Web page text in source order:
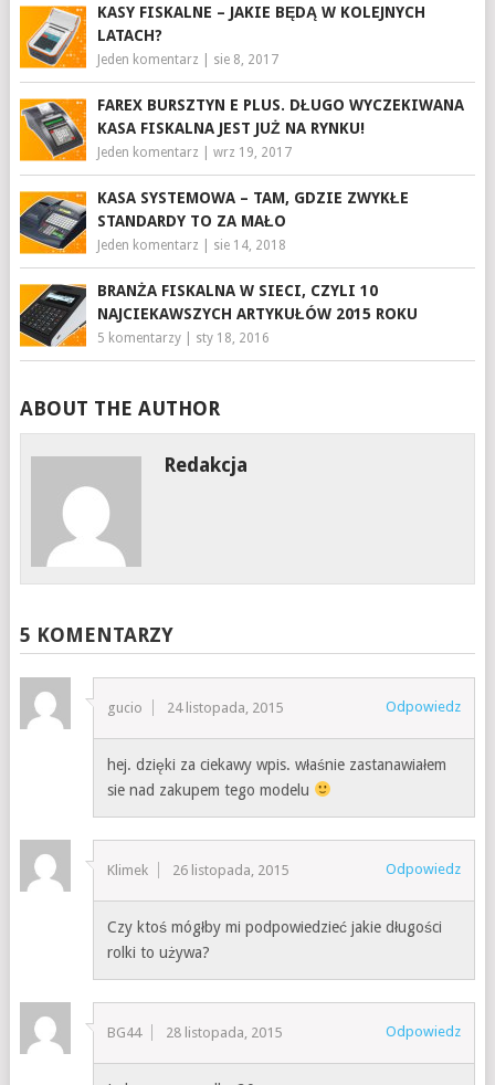
KASY FISKALNE – JAKIE BĘDĄ W KOLEJNYCH
LATACH?
Jeden komentarz sie 8, 2017
FAREX BURSZTYN E PLUS. DŁUGO WYCZEKIWANA
KASA FISKALNA JEST JUŻ NA RYNKU!
Jeden komentarz wrz 19, 2017
KASA SYSTEMOWA – TAM, GDZIE ZWYKŁE
STANDARDY TO ZA MAŁO
Jeden komentarz sie 14, 2018
BRANŻA FISKALNA W SIECI, CZYLI 10
NAJCIEKAWSZYCH ARTYKUŁÓW 2015 ROKU
5 komentarzy| sty 18, 2016
ABOUT THE AUTHOR
Redakcja
5 KOMENTARZY
gucio 24 listopada, 2015 Odpowiedz
hej. dzięki za ciekawy wpis. właśnie zastanawiałem
sie nad zakupem tego modelu
Klimek 26 listopada, 2015 Odpowiedz
Czy ktoś mógłby mi podpowiedzieć jakie długości
rolki to używa?
BG44 28 listopada, 2015 Odpowiedz